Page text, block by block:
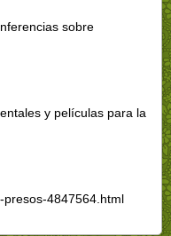
sobre
y películas para la
4847564.html